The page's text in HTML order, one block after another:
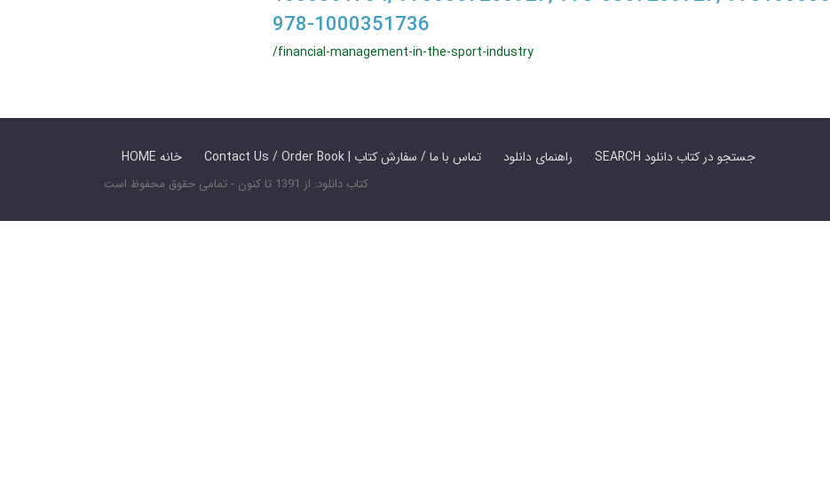
978-1000351736
/financial-management-in-the-sport-industry
HOME خانه Contact Us / Order Book | تماس با ما / سفارش کتاب راهنمای دانلود SEARCH جستجو در کتاب دانلود
کتاب دانلود: از 1391 تا کنون - تمامی حقوق محفوظ است